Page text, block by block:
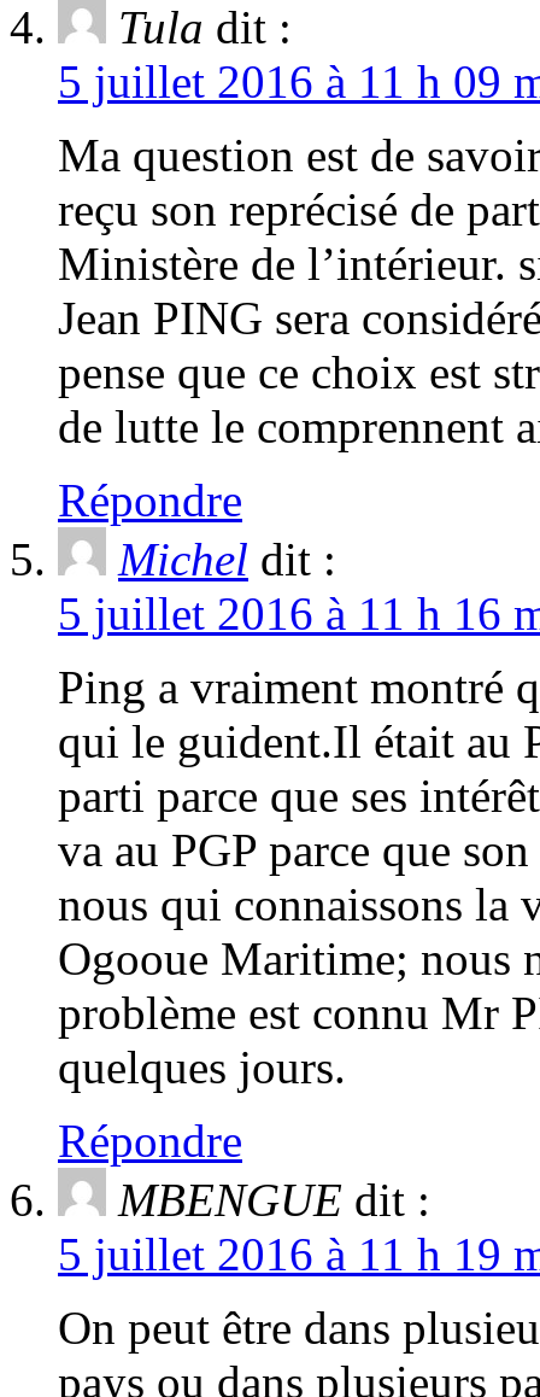
Tula dit :
5 juillet 2016 à 11 h 09
Ma question est de
reçu son reprécisé de
Ministère de l’intérieur.
Jean PING sera
pense que ce choix est
de lutte le comprennent
Répondre
Michel dit :
5 juillet 2016 à 11 h 16
Ping a vraiment montré
qui le guident.Il était au
parti parce que ses
va au PGP parce que
nous qui connaissons la
Ogooue Maritime; nous
problème est connu Mr
quelques jours.
Répondre
MBENGUE dit :
5 juillet 2016 à 11 h 19
On peut être dans
pays ou dans plusieurs